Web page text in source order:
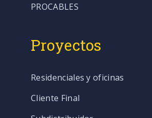
PROCABLES
Proyectos
Residenciales y oficinas
Cliente Final